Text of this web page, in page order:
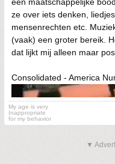
ze over iets denken,
mensenrechten etc.
(vaak) een groter bereik.
dat lijkt mij alleen maar
Consolidated - America
My age is very
Inappropriate
for my behavior
▼